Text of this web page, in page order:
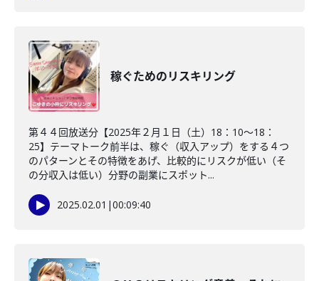
稼ぐためのリスキリング
第４４回放送分【2025年２月１日（土）18：10～18：
25】テーマトーク前半は、稼ぐ（収入アップ）をする４つ
のパターンとその特徴をあげ、比較的にリスクが低い（そ
の分収入は低い）分野の副業にスポット...
2025.02.01 |00:09:40